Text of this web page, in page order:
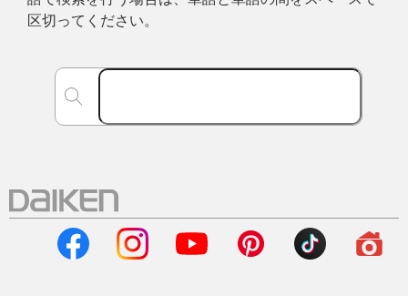
区切ってください。